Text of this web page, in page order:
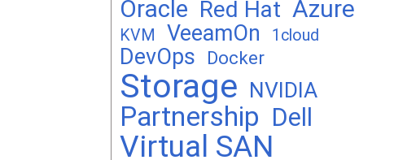
Oracle Red Hat Azure
KVM VeeamOn 1cloud
DevOps Docker
Storage NVIDIA
Partnership Dell
Virtual SAN